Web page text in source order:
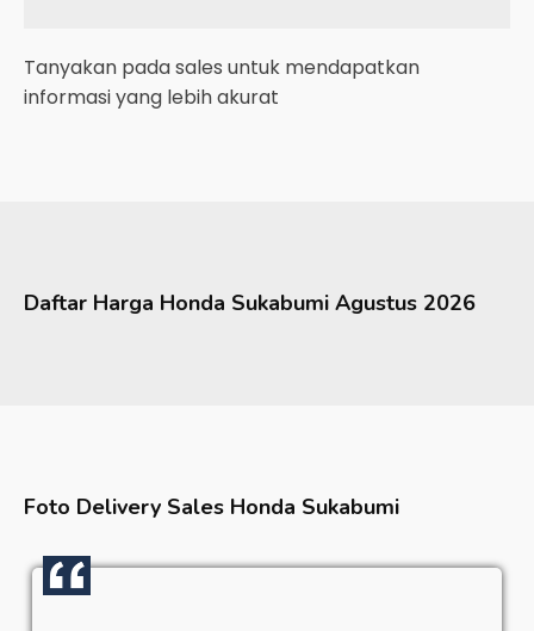
Tanyakan pada sales untuk mendapatkan
informasi yang lebih akurat
Daftar Harga Honda Sukabumi Agustus 2026
Foto Delivery Sales Honda Sukabumi